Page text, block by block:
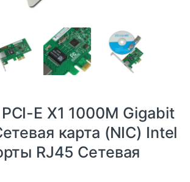
E X1 1000M Gigabit
карта (NIC) Intel
RJ45 Сетевая